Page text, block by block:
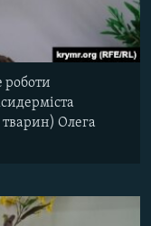
роботи
тварин) Олега